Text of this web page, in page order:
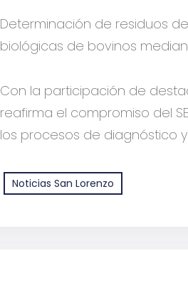
Determinación de residuos
biológicas de bovinos
Con la participación de
reafirma el compromiso del
los procesos de diagnóstico
Noticias San Lorenzo